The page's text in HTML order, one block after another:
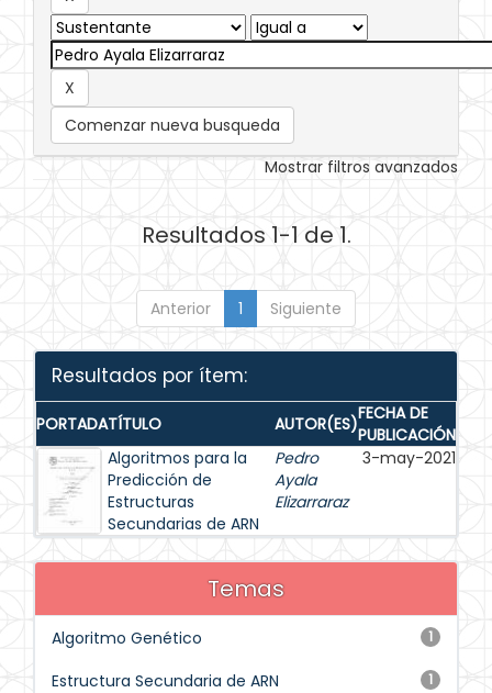
Comenzar nueva busqueda
Mostrar filtros avanzados
Resultados 1-1 de 1.
Anterior 1 Siguiente
Resultados por ítem:
PORTADATÍTULO AUTOR(ES)FECHA DE
PUBLICACIÓN
Algoritmos para la
Predicción de
Estructuras
Secundarias de ARN
Pedro
Ayala
Elizarraraz
3-may-2021
Temas
1
Algoritmo Genético
1
Estructura Secundaria de ARN